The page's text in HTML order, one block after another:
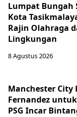
Lumpat Bungah
Kota
Rajin Olahraga
Lingkungan
8 Agustus 2026
Manchester City
Fernandez
PSG Incar